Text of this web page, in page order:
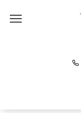
содержанию